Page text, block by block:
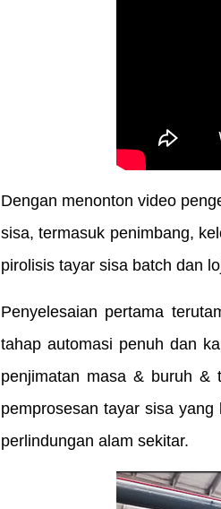
Dengan menonton video
sisa, termasuk penimbang,
pirolisis tayar sisa batch dan
Penyelesaian pertama
tahap automasi penuh dan
penjimatan masa & buruh &
pemprosesan tayar sisa
perlindungan alam sekitar.